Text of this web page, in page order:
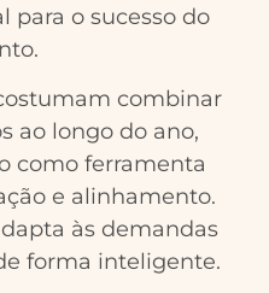
para o sucesso do
combinar
ao longo do ano,
como ferramenta
e alinhamento.
às demandas
forma inteligente.